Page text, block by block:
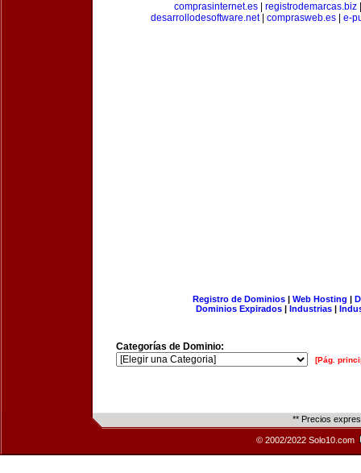
comprasinternet.es
registrodemarcas.biz
desarrollodesoftware.net| comprasweb.es| e-
Registro de Dominios| Web Hosting |
Dominios Expirados | Industrias |
Categorías de Dominio:
[Pág.
** Precios
© 2002/2022 Solo10.com